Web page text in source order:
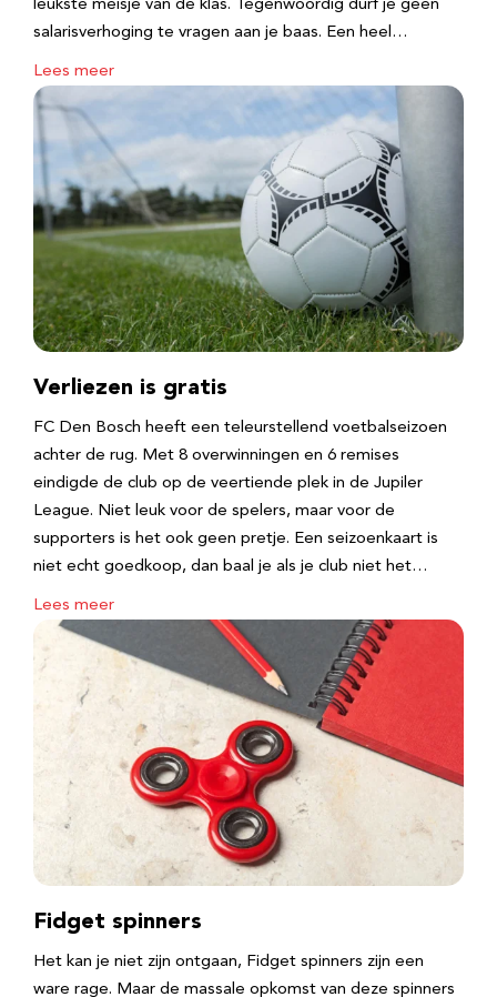
leukste meisje van de klas. Tegenwoordig durf je geen
salarisverhoging te vragen aan je baas. Een heel…
Lees meer
Verliezen is gratis
FC Den Bosch heeft een teleurstellend voetbalseizoen
achter de rug. Met 8 overwinningen en 6 remises
eindigde de club op de veertiende plek in de Jupiler
League. Niet leuk voor de spelers, maar voor de
supporters is het ook geen pretje. Een seizoenkaart is
niet echt goedkoop, dan baal je als je club niet het…
Lees meer
Fidget spinners
Het kan je niet zijn ontgaan, Fidget spinners zijn een
ware rage. Maar de massale opkomst van deze spinners